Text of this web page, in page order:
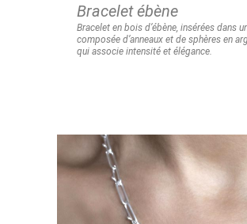
Bracelet ébène
Bracelet en bois d’ébène, insérées dans
composée d’anneaux et de sphères en
qui associe intensité et élégance.